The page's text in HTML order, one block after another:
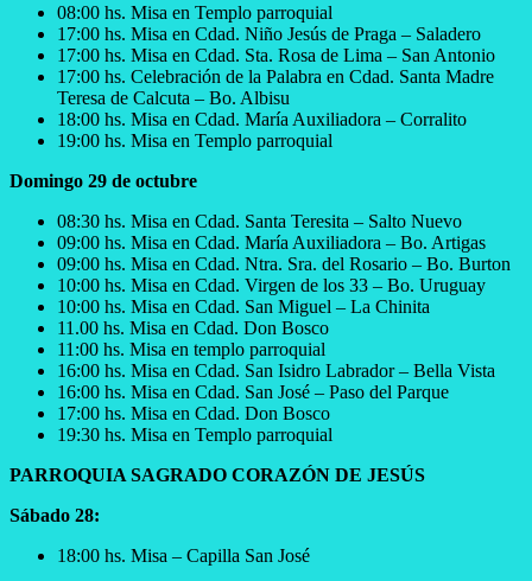
08:00 hs. Misa en Templo parroquial
17:00 hs. Misa en Cdad. Niño Jesús de Praga – Saladero
17:00 hs. Misa en Cdad. Sta. Rosa de Lima – San Antonio
17:00 hs. Celebración de la Palabra en Cdad. Santa Madre
Teresa de Calcuta – Bo. Albisu
18:00 hs. Misa en Cdad. María Auxiliadora – Corralito
19:00 hs. Misa en Templo parroquial
Domingo 29 de octubre
08:30 hs. Misa en Cdad. Santa Teresita – Salto Nuevo
09:00 hs. Misa en Cdad. María Auxiliadora – Bo. Artigas
09:00 hs. Misa en Cdad. Ntra. Sra. del Rosario – Bo. Burton
10:00 hs. Misa en Cdad. Virgen de los 33 – Bo. Uruguay
10:00 hs. Misa en Cdad. San Miguel – La Chinita
11.00 hs. Misa en Cdad. Don Bosco
11:00 hs. Misa en templo parroquial
16:00 hs. Misa en Cdad. San Isidro Labrador – Bella Vista
16:00 hs. Misa en Cdad. San José – Paso del Parque
17:00 hs. Misa en Cdad. Don Bosco
19:30 hs. Misa en Templo parroquial
PARROQUIA SAGRADO CORAZÓN DE JESÚS
Sábado 28:
18:00 hs. Misa – Capilla San José